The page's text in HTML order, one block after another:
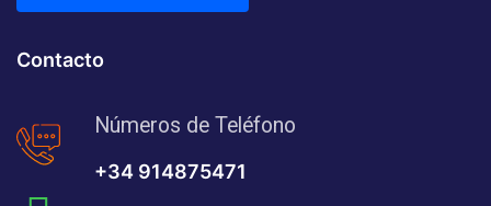
Contacto
Números de Teléfono
+34 914875471